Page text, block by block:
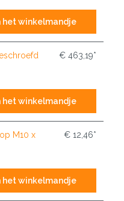
het winkelmandje
€ 463,19*
het winkelmandje
M10 x
€ 12,46*
het winkelmandje